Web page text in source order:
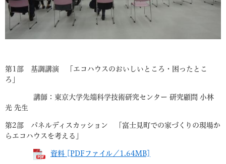
第1部 基調講演 「エコハウスのおいしいところ・困ったとこ
ろ」
講師：東京大学先端科学技術研究センター 研究顧問 小林
光 先生
第2部 パネルディスカッション 「富士見町での家づくりの現場か
らエコハウスを考える」
資料 [PDFファイル／1.64MB]